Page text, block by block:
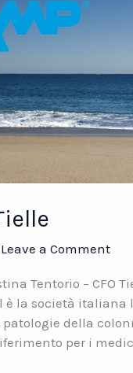
Leave a Comment
Tentorio – CFO
è la società
della
per i